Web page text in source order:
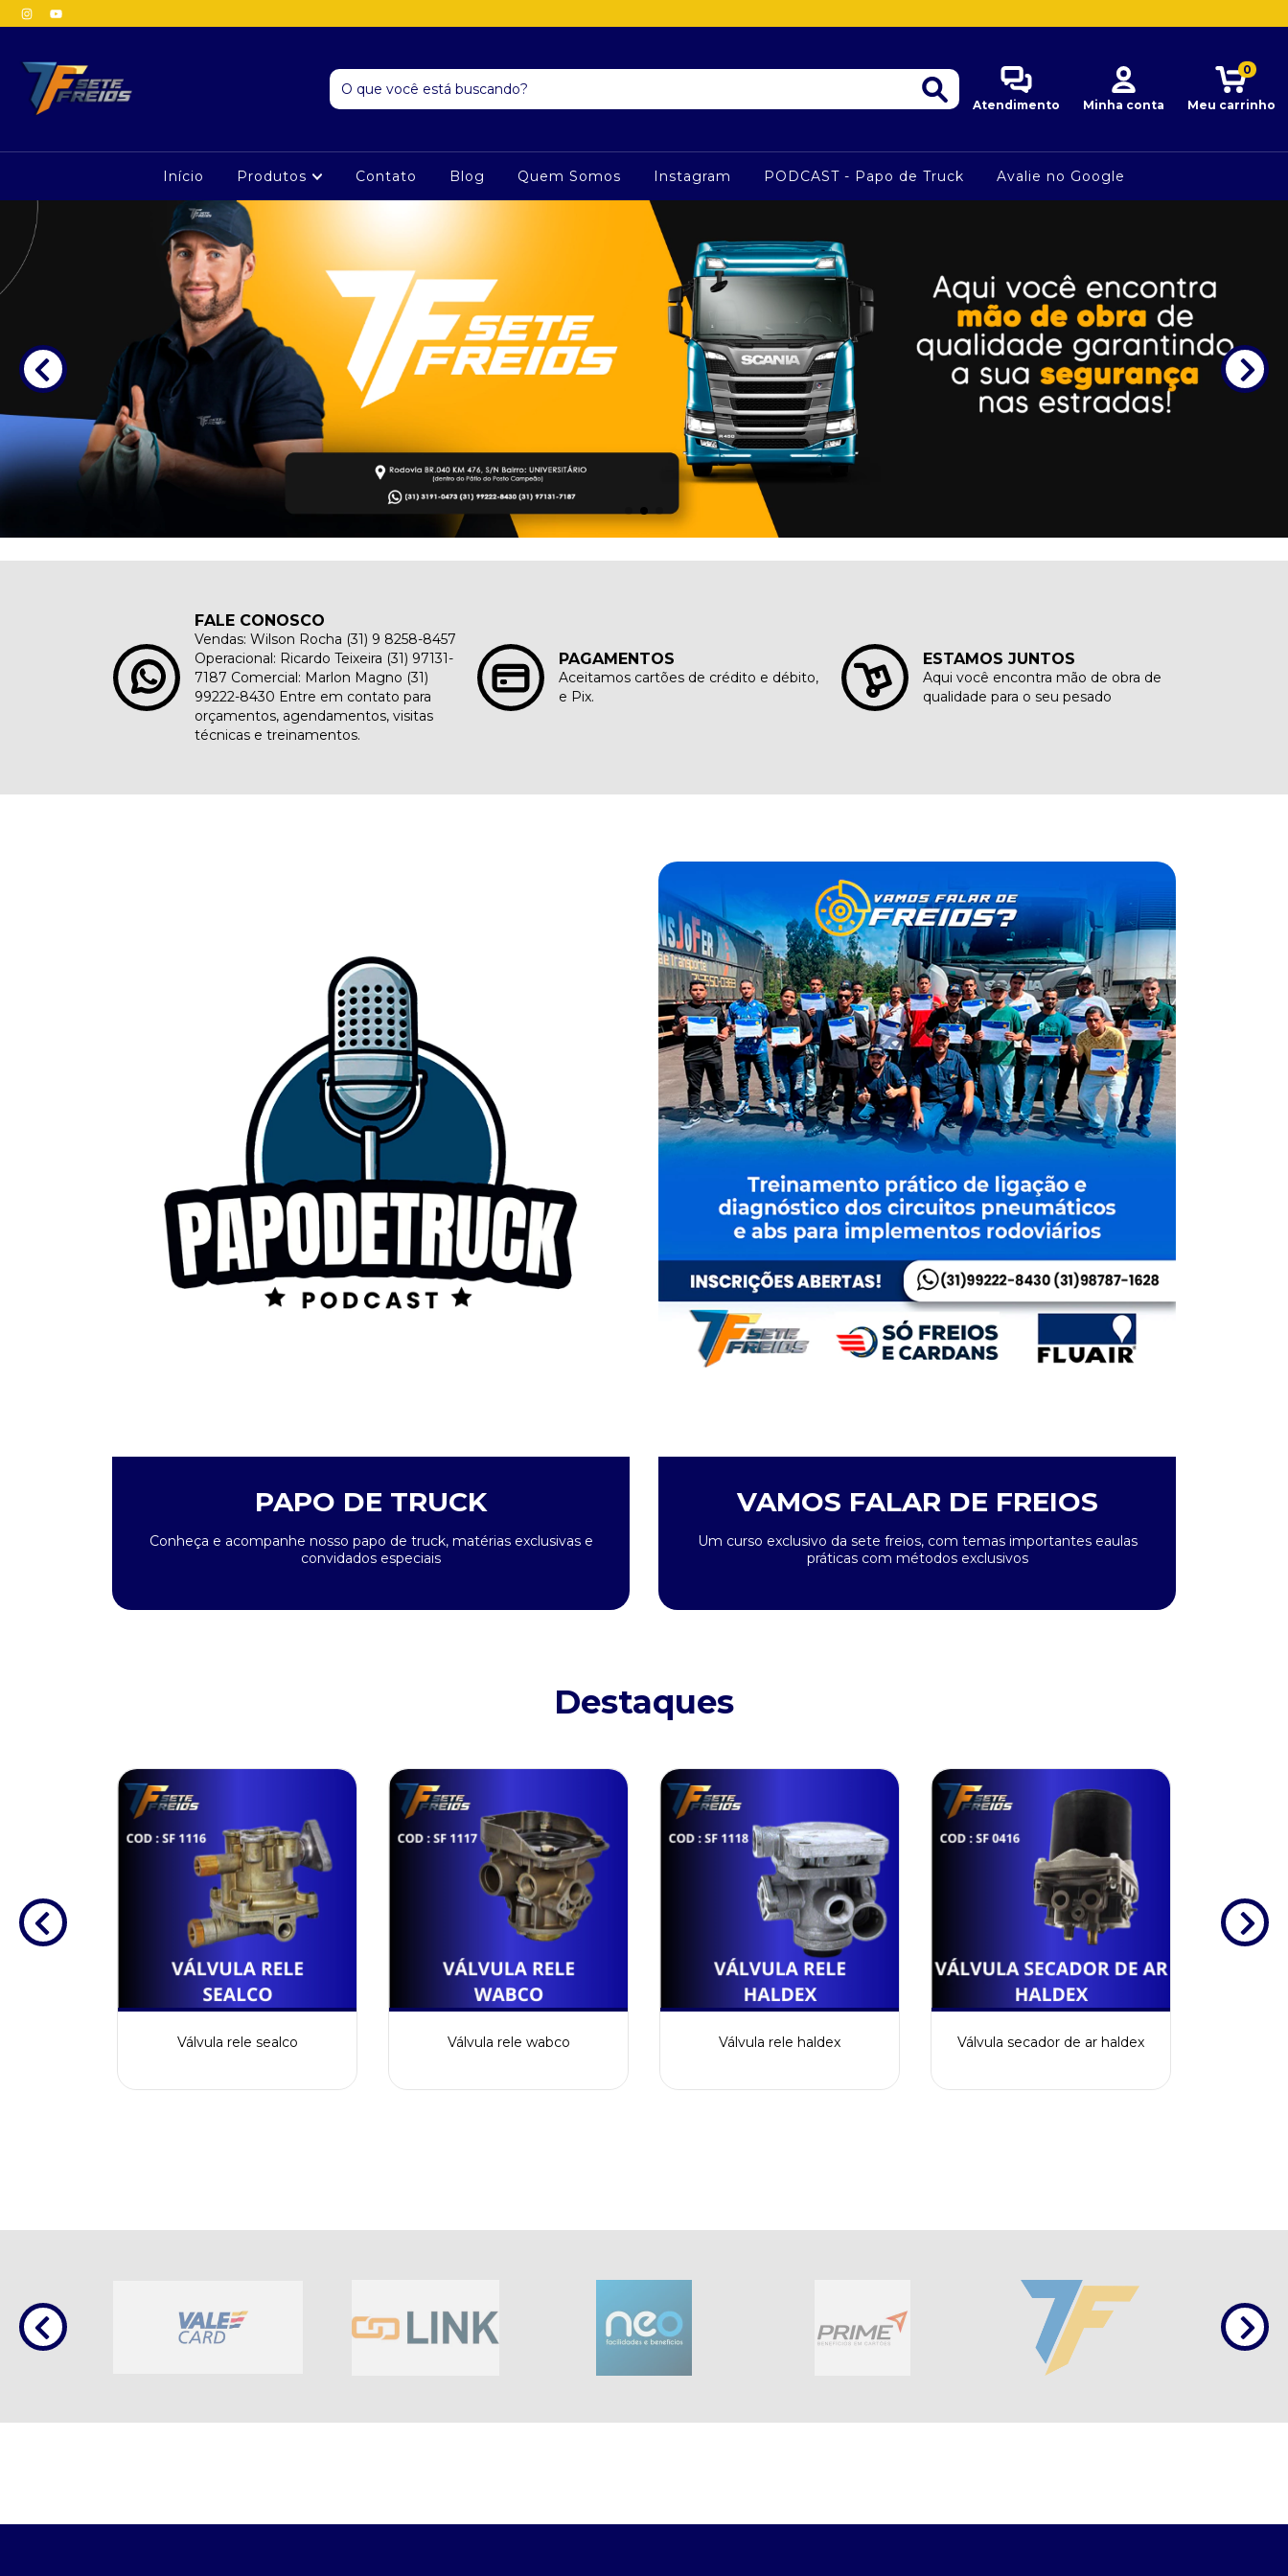
Atendimento Minha conta Meu carrinho
0
Início Produtos Contato Blog Quem Somos Instagram PODCAST - Papo de Truck Avalie no Google
FALE CONOSCO
Vendas: Wilson Rocha (31) 9 8258-8457
Operacional: Ricardo Teixeira (31) 97131-
7187 Comercial: Marlon Magno (31)
99222-8430 Entre em contato para
orçamentos, agendamentos, visitas
técnicas e treinamentos.
PAGAMENTOS
Aceitamos cartões de crédito e débito,
e Pix.
ESTAMOS JUNTOS
Aqui você encontra mão de obra de
qualidade para o seu pesado
PAPO DE TRUCK
Conheça e acompanhe nosso papo de truck, matérias exclusivas e
convidados especiais
VAMOS FALAR DE FREIOS
Um curso exclusivo da sete freios, com temas importantes eaulas
práticas com métodos exclusivos
Destaques
Válvula rele sealco Válvula rele wabco Válvula rele haldex Válvula secador de ar haldex